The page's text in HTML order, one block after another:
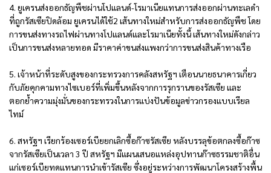
4. ยูเครนส่งออกธัญพืชผ่านโปแลนด์-โรมาเนียแทนการส่งออกผ่านทะเลดำ
ที่ถูกรัสเซียปิดล้อม ยูเครนได้ใช้2 เส้นทางใหม่สำหรับการส่งออกธัญพืช โดย
การขนส่งทางรถไฟผ่านทางโปแลนด์และโรมาเนียทั้งนี้ เส้นทางใหม่ดังกล่าว
เป็นการขนส่งหลายทอด มีราคาค่าขนส่งแพงกว่าการขนส่งสินค้าทางเรือ
5. เจ้าหน้าที่ระดับสูงของกระทรวงการคลังสหรัฐฯ เตือนนายธนาคารเกี่ยว
กับภัยคุกคามทางไซเบอร์ที่เพิ่มขึ้นหลังจากการรุกรานของรัสเซีย และ
ตอกย้ำความมุ่งมั่นของกระทรวงในการแบ่งปันข้อมูลข่าวกรองแบบเรียล
ไทม์
6. สหรัฐฯ เรียกร้องเซอร์เบียยกเลิกซื้อก๊าซรัสเซีย หลังบรรลุข้อตกลงซื้อก๊าซ
จากรัสเซียเป็นเวลา 3 ปี สหรัฐฯ มีแผนเสนอแหล่งอุปทานก๊าซธรรมชาติอื่น
แก่เซอร์เบียทดแทนการนำเข้ารัสเซีย ซึ่งอยู่ระหว่างการพัฒนาโครงสร้างพื้น